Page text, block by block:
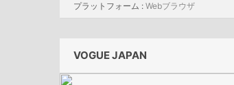
プラットフォーム : Webブラウザ
VOGUE JAPAN